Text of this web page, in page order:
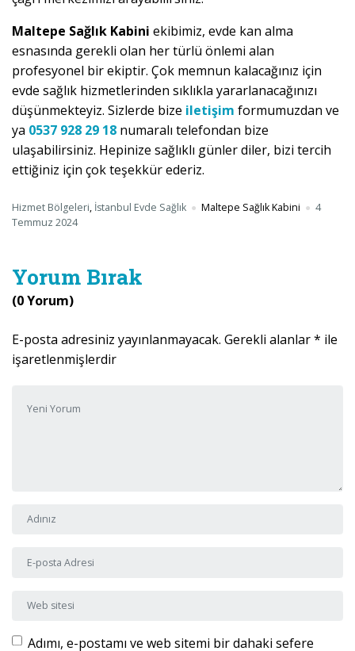
Maltepe Sağlık Kabini ekibimiz, evde kan alma
esnasında gerekli olan her türlü önlemi alan
profesyonel bir ekiptir. Çok memnun kalacağınız için
evde sağlık hizmetlerinden sıklıkla yararlanacağınızı
düşünmekteyiz. Sizlerde bize iletişim formumuzdan ve
ya 0537 928 29 18 numaralı telefondan bize
ulaşabilirsiniz. Hepinize sağlıklı günler diler, bizi tercih
ettiğiniz için çok teşekkür ederiz.
Hizmet Bölgeleri, İstanbul Evde Sağlık Maltepe Sağlık Kabini
4
Temmuz 2024
Yorum Bırak
(0 Yorum)
E-posta adresiniz yayınlanmayacak. Gerekli alanlar* ile
işaretlenmişlerdir
Adı ve Soyadı
E-posta Adresi
Web sitesi
Adımı, e-postamı ve web sitemi bir dahaki sefere